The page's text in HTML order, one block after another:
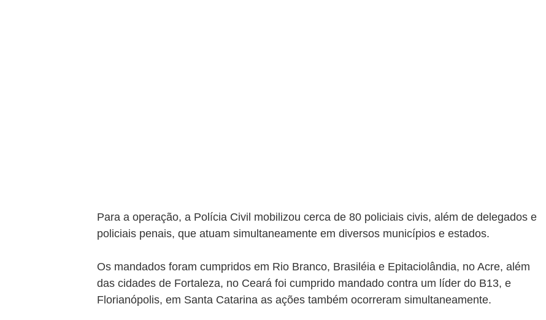
Para a operação, a Polícia Civil mobilizou cerca de 80 policiais civis, além de delegados e
policiais penais, que atuam simultaneamente em diversos municípios e estados.
Os mandados foram cumpridos em Rio Branco, Brasiléia e Epitaciolândia, no Acre, além
das cidades de Fortaleza, no Ceará foi cumprido mandado contra um líder do B13, e
Florianópolis, em Santa Catarina as ações também ocorreram simultaneamente.